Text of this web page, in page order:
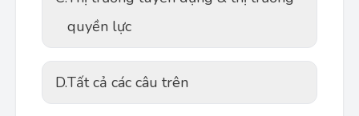
quyền lực
D.Tất cả các câu trên